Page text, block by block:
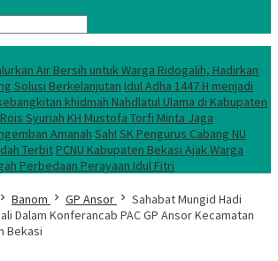
Air Bersih untuk Warga Ridogalih, Hadirkan
Solusi Berkelanjutan Idul Adha 1447 H menjadi
khidmah Nahdlatul Ulama di Kabupaten
Syuriah KH Mustofa Torfi Minta Jaga
Amanah Sah! SK Pengurus Cabang NU
Terbit PCNU Kabupaten Bekasi Ajak Warga
Perbedaan Perayaan Idul Fitri
Banom GP Ansor
Sahabat Mungid Hadi
Dalam Konferancab PAC GP Ansor Kecamatan
Bekasi